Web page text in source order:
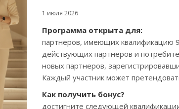
1 июля 2026
Программа открыта для:
партнеров, имеющих квалификацию
действующих партнеров и
новых партнеров,
Каждый участник может
Как получить бонус?
достигните следующей